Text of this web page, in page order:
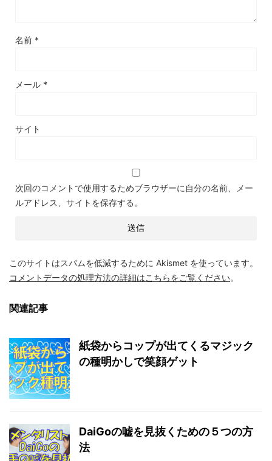
名前 *
メール *
サイト
次回のコメントで使用するためブラウザーに自分の名前、メー
ルアドレス、サイトを保存する。
このサイトはスパムを低減するために Akismet を使っています。
コメントデータの処理方法の詳細はこちらをご覧ください。
関連記事
紙袋からコップが出てくるマジック
の種明かしで笑顔ゲット
DaiGoの嘘を見抜くための５つの方
法